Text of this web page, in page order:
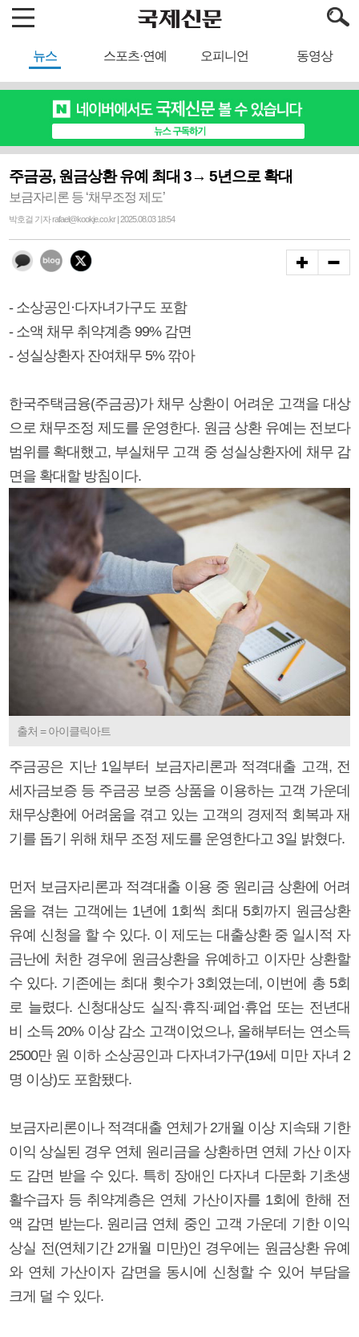
뉴스 스포츠·연예 오피니언 동영상
주금공, 원금상환 유예 최대 3→ 5년으로 확대
보금자리론 등 ‘채무조정 제도’
박호걸 기자 rafael@kookje.co.kr | 2025.08.03 18:54
- 소상공인·다자녀가구도 포함
- 소액 채무 취약계층 99% 감면
- 성실상환자 잔여채무 5% 깎아
한국주택금융(주금공)가 채무 상환이 어려운 고객을 대상
으로 채무조정 제도를 운영한다. 원금 상환 유예는 전보다
범위를 확대했고, 부실채무 고객 중 성실상환자에 채무 감
면을 확대할 방침이다.
출처 = 아이클릭아트
주금공은 지난 1일부터 보금자리론과 적격대출 고객, 전
세자금보증 등 주금공 보증 상품을 이용하는 고객 가운데
채무상환에 어려움을 겪고 있는 고객의 경제적 회복과 재
기를 돕기 위해 채무 조정 제도를 운영한다고 3일 밝혔다.
먼저 보금자리론과 적격대출 이용 중 원리금 상환에 어려
움을 겪는 고객에는 1년에 1회씩 최대 5회까지 원금상환
유예 신청을 할 수 있다. 이 제도는 대출상환 중 일시적 자
금난에 처한 경우에 원금상환을 유예하고 이자만 상환할
수 있다. 기존에는 최대 횟수가 3회였는데, 이번에 총 5회
로 늘렸다. 신청대상도 실직·휴직·폐업·휴업 또는 전년대
비 소득 20% 이상 감소 고객이었으나, 올해부터는 연소득
2500만 원 이하 소상공인과 다자녀가구(19세 미만 자녀 2
명 이상)도 포함됐다.
보금자리론이나 적격대출 연체가 2개월 이상 지속돼 기한
이익 상실된 경우 연체 원리금을 상환하면 연체 가산 이자
도 감면 받을 수 있다. 특히 장애인 다자녀 다문화 기초생
활수급자 등 취약계층은 연체 가산이자를 1회에 한해 전
액 감면 받는다. 원리금 연체 중인 고객 가운데 기한 이익
상실 전(연체기간 2개월 미만)인 경우에는 원금상환 유예
와 연체 가산이자 감면을 동시에 신청할 수 있어 부담을
크게 덜 수 있다.